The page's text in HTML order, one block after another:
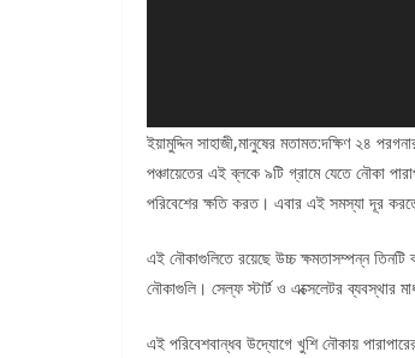
ইয়ামুদ্দিন সাহাজী,মানুষের মতামত:দক্ষিণ ২৪
পঞ্চায়েতের এই ব্লকে ৯টি গ্রামে যেতে নৌকা
পরিবেশের ক্ষতি করত। এবার এই সমস্যা দূর
এই নৌকাগুলিতে রয়েছে উচ্চ ক্ষমতাসম্পন্ন তিনটি
নৌকাগুলি। সেল্ফ স্টার্ট ও এক্সেলেটর ব্যবস্থার
এই পরিবেশবান্ধব উদ্যোগে খুশি নৌকায়